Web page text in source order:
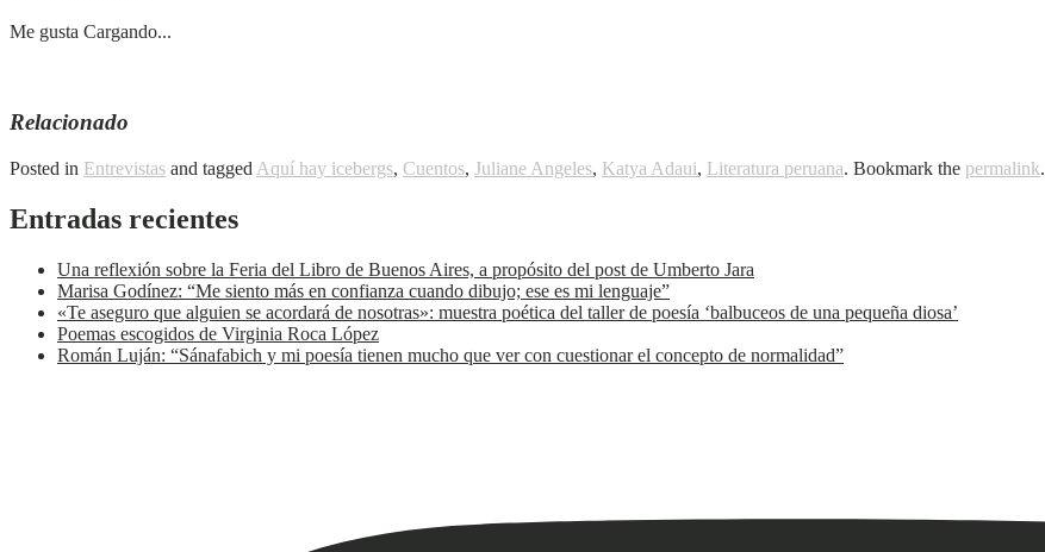
Me gusta Cargando...
Relacionado
Posted in Entrevistas and tagged Aquí hay icebergs, Cuentos, Juliane Angeles, Katya Adaui, Literatura peruana. Bookmark the permalink.
Entradas recientes
Una reflexión sobre la Feria del Libro de Buenos Aires, a propósito del post de Umberto Jara
Marisa Godínez: “Me siento más en confianza cuando dibujo; ese es mi lenguaje”
«Te aseguro que alguien se acordará de nosotras»: muestra poética del taller de poesía ‘balbuceos de una pequeña diosa’
Poemas escogidos de Virginia Roca López
Román Luján: “Sánafabich y mi poesía tienen mucho que ver con cuestionar el concepto de normalidad”